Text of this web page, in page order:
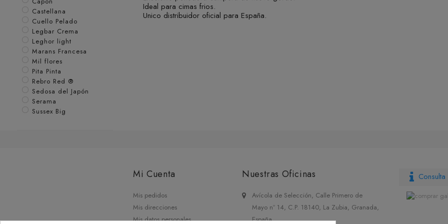
Castellana
Cuello Pelado
Legbar Crema
Leghor light
Marans Francesa
Mil flores
Pita Pinta
Rebro Red ®
Sedosa del Japón
Serama
Sussex Big
Ideal para cimas frios.
Unico distribuidor oficial para España.
Mi Cuenta
Mis pedidos
Mis direcciones
Mis datos personales
Nuestras Oficinas
Avícola de Selección, Calle Primero de
Mayo nº 14, C.P. 18140, La Zubia, Granada,
España.